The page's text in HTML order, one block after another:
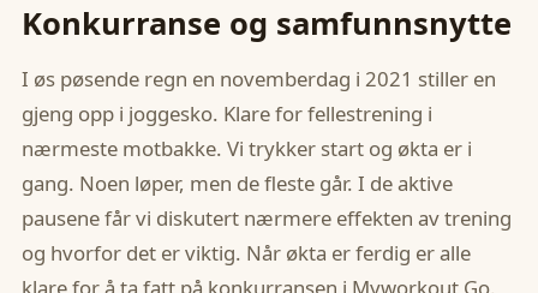
Konkurranse og samfunnsnytte
I øs pøsende regn en novemberdag i 2021 stiller en
gjeng opp i joggesko. Klare for fellestrening i
nærmeste motbakke. Vi trykker start og økta er i
gang. Noen løper, men de fleste går. I de aktive
pausene får vi diskutert nærmere effekten av trening
og hvorfor det er viktig. Når økta er ferdig er alle
klare for å ta fatt på konkurransen i Myworkout Go.